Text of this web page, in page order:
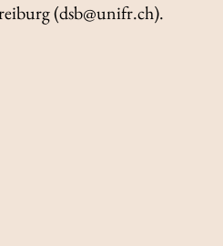
(dsb@unifr.ch).